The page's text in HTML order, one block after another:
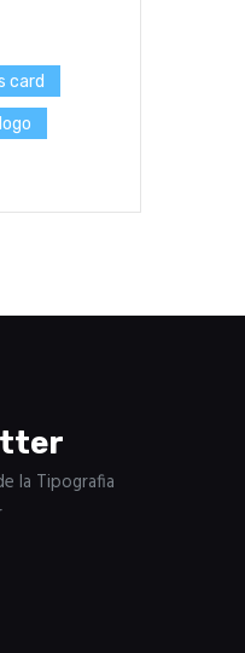
card
logo
la Tipografia